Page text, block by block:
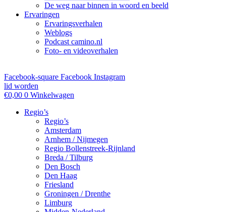
De weg naar binnen in woord en beeld
Ervaringen
Ervaringsverhalen
Weblogs
Podcast camino.nl
Foto- en videoverhalen
Facebook-square Facebook Instagram
lid worden
€0,00 0 Winkelwagen
Regio’s
Regio’s
Amsterdam
Arnhem / Nijmegen
Regio Bollenstreek-Rijnland
Breda / Tilburg
Den Bosch
Den Haag
Friesland
Groningen / Drenthe
Limburg